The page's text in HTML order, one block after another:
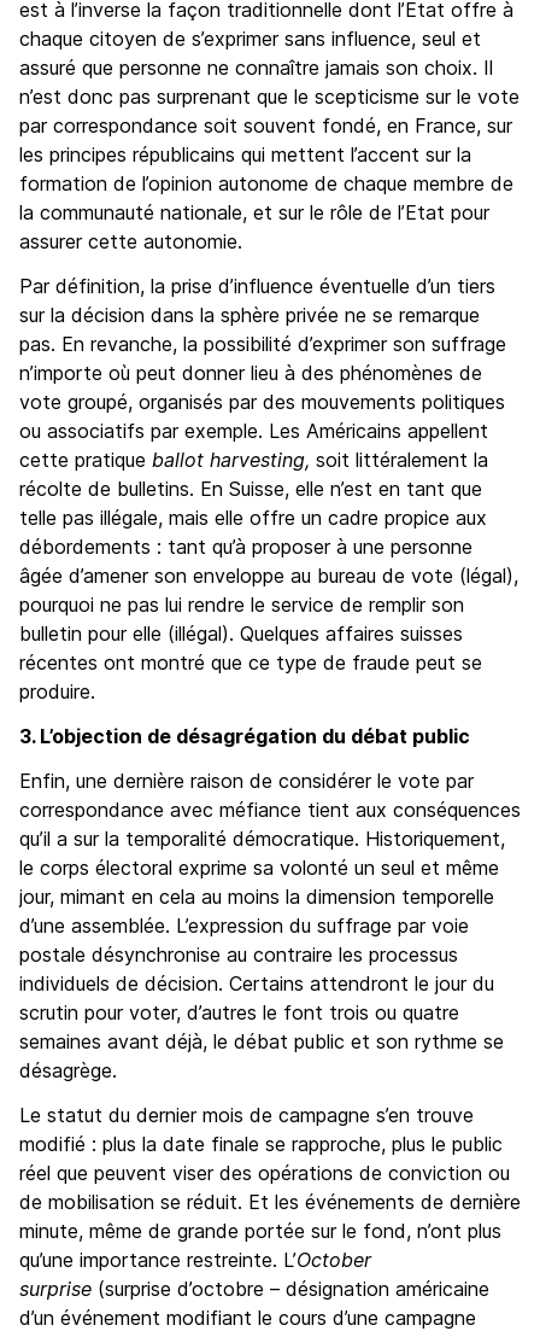
est à l’inverse la façon traditionnelle dont l’Etat offre à
chaque citoyen de s’exprimer sans influence, seul et
assuré que personne ne connaître jamais son choix. Il
n’est donc pas surprenant que le scepticisme sur le vote
par correspondance soit souvent fondé, en France, sur
les principes républicains qui mettent l’accent sur la
formation de l’opinion autonome de chaque membre de
la communauté nationale, et sur le rôle de l’Etat pour
assurer cette autonomie.
Par définition, la prise d’influence éventuelle d’un tiers
sur la décision dans la sphère privée ne se remarque
pas. En revanche, la possibilité d’exprimer son suffrage
n’importe où peut donner lieu à des phénomènes de
vote groupé, organisés par des mouvements politiques
ou associatifs par exemple. Les Américains appellent
cette pratique ballot harvesting, soit littéralement la
récolte de bulletins. En Suisse, elle n’est en tant que
telle pas illégale, mais elle offre un cadre propice aux
débordements : tant qu’à proposer à une personne
âgée d’amener son enveloppe au bureau de vote (légal),
pourquoi ne pas lui rendre le service de remplir son
bulletin pour elle (illégal). Quelques affaires suisses
récentes ont montré que ce type de fraude peut se
produire.
3. L’objection de désagrégation du débat public
Enfin, une dernière raison de considérer le vote par
correspondance avec méfiance tient aux conséquences
qu’il a sur la temporalité démocratique. Historiquement,
le corps électoral exprime sa volonté un seul et même
jour, mimant en cela au moins la dimension temporelle
d’une assemblée. L’expression du suffrage par voie
postale désynchronise au contraire les processus
individuels de décision. Certains attendront le jour du
scrutin pour voter, d’autres le font trois ou quatre
semaines avant déjà, le débat public et son rythme se
désagrège.
Le statut du dernier mois de campagne s’en trouve
modifié : plus la date finale se rapproche, plus le public
réel que peuvent viser des opérations de conviction ou
de mobilisation se réduit. Et les événements de dernière
minute, même de grande portée sur le fond, n’ont plus
qu’une importance restreinte. L’October
surprise (surprise d’octobre – désignation américaine
d’un événement modifiant le cours d’une campagne